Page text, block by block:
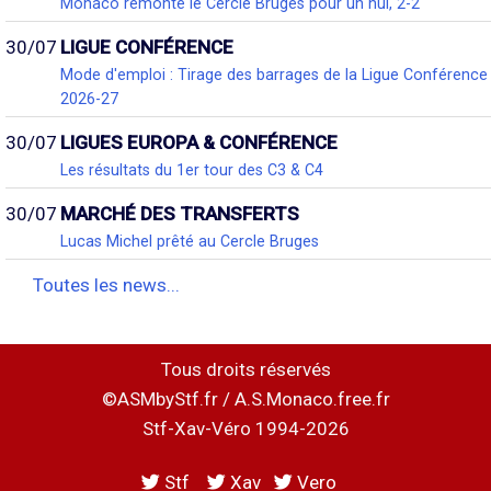
30/07 LIGUE CONFÉRENCE
Mode d'emploi : Tirage des barrages de la Ligue Conférence
2026-27
30/07 LIGUES EUROPA & CONFÉRENCE
Les résultats du 1er tour des C3 & C4
30/07 MARCHÉ DES TRANSFERTS
Lucas Michel prêté au Cercle Bruges
Toutes les news...
Tous droits réservés
©ASMbyStf.fr / A.S.Monaco.free.fr
Stf-Xav-Véro 1994-2026
Stf Xav Vero